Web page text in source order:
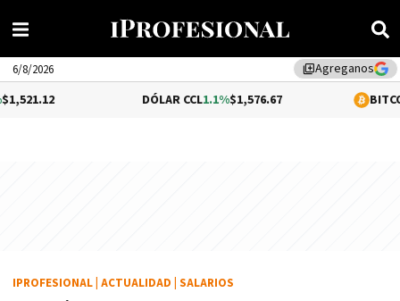
library_addAgreganos
6/8/2026
1.1%$1,576.67 0.26%
IPROFESIONAL ACTUALIDAD SALARIOS